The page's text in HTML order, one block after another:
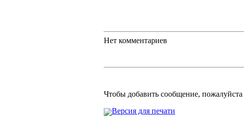
Нет комментариев
Чтобы добавить сообщение, пожалуйста
Версия для печати